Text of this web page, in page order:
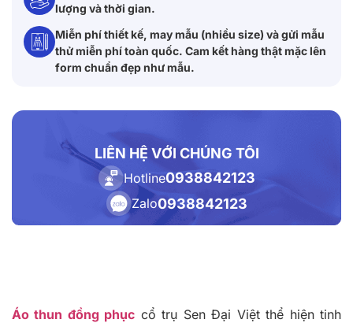
lượng và thời gian.
Miễn phí thiết kế, may mẫu (nhiều size) và gửi mẫu
thử miễn phí toàn quốc. Cam kết hàng thật mặc lên
form chuẩn đẹp như mẫu.
LIÊN HỆ VỚI CHÚNG TÔI
Hotline0938842123
Zalo0938842123
Áo thun đồng phục cổ trụ Sen Đại Việt thể hiện tinh